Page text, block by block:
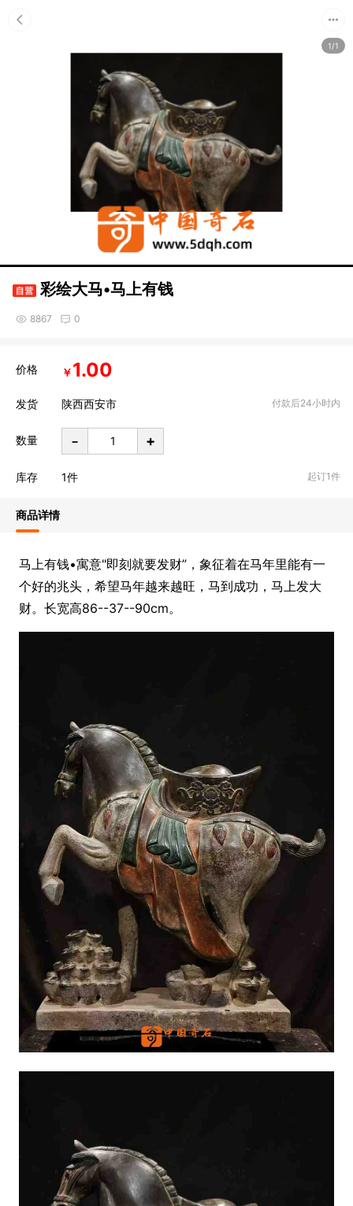
1/1
彩绘大马•马上有钱
8867 0
价格 ￥1.00
发货 陕西西安市 付款后24小时内
数量 - +
库存 1件 起订1件
商品详情
马上有钱•寓意"即刻就要发财”，象征着在马年里能有一
个好的兆头，希望马年越来越旺，马到成功，马上发大
财。长宽高86--37--90cm。